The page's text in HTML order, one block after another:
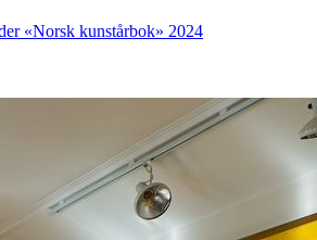
«Norsk kunstårbok» 2024